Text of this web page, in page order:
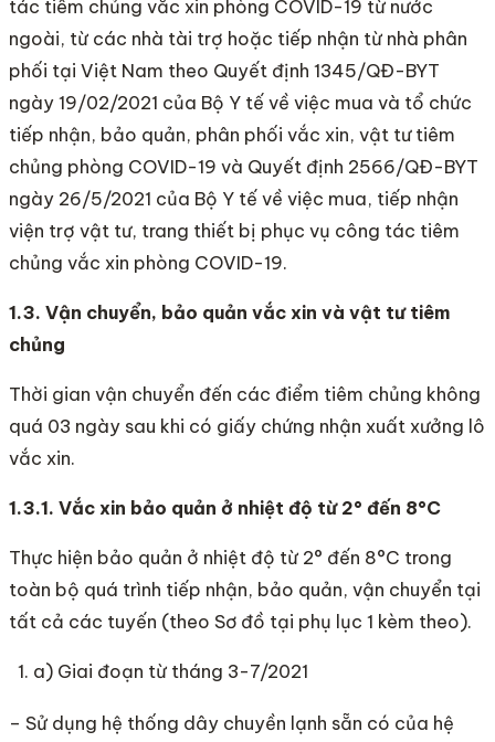
tác tiêm chủng vắc xin phòng COVID-19 từ nước
ngoài, từ các nhà tài trợ hoặc tiếp nhận từ nhà phân
phối tại Việt Nam theo Quyết định 1345/QĐ-BYT
ngày 19/02/2021 của Bộ Y tế về việc mua và tổ chức
tiếp nhận, bảo quản, phân phối vắc xin, vật tư tiêm
chủng phòng COVID-19 và Quyết định 2566/QĐ-BYT
ngày 26/5/2021 của Bộ Y tế về việc mua, tiếp nhận
viện trợ vật tư, trang thiết bị phục vụ công tác tiêm
chủng vắc xin phòng COVID-19.
1.3. Vận chuyển, bảo quản vắc xin và vật tư tiêm
chủng
Thời gian vận chuyển đến các điểm tiêm chủng không
quá 03 ngày sau khi có giấy chứng nhận xuất xưởng lô
vắc xin.
1.3.1. Vắc xin bảo quản ở nhiệt độ từ 2° đến 8°C
Thực hiện bảo quản ở nhiệt độ từ 2° đến 8°C trong
toàn bộ quá trình tiếp nhận, bảo quản, vận chuyển tại
tất cả các tuyến (theo Sơ đồ tại phụ lục 1 kèm theo).
a) Giai đoạn từ tháng 3-7/2021
– Sử dụng hệ thống dây chuyền lạnh sẵn có của hệ